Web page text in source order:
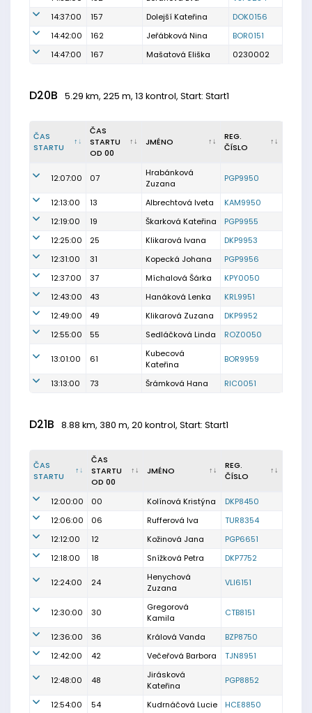
14:37:00
157 Dolejší Kateřina
DOK0156
14:42:00
162 Jeřábková Nina
BOR0151
14:47:00
167 Mašatová Eliška 0230002
D20B 5.29 km, 225 m, 13 kontrol, Start: Start1
ČAS
STARTU
ČAS
STARTU
OD 00
JMÉNO
REG.
ČÍSLO
12:07:00 07
Hrabánková
Zuzana
PGP9950
12:13:00 13 Albrechtová Iveta
KAM9950
12:19:00
19 Škarková Kateřina
PGP9955
12:25:00
25 Klikarová Ivana
DKP9953
12:31:00
31 Kopecká Johana
PGP9956
12:37:00
37 Míchalová Šárka
KPY0050
12:43:00
43 Hanáková Lenka
KRL9951
12:49:00
49 Klikarová Zuzana
DKP9952
12:55:00
55 Sedláčková Linda ROZ0050
13:01:00 61
Kubecová
Kateřina
BOR9959
13:13:00 73 Šrámková Hana RIC0051
D21B 8.88 km, 380 m, 20 kontrol, Start: Start1
ČAS
STARTU
ČAS
STARTU
OD 00
JMÉNO
REG.
ČÍSLO
12:00:00 00 Kolínová Kristýna
DKP8450
12:06:00
06 Rufferová Iva
TUR8354
12:12:00
12 Kožinová Jana
PGP6651
12:18:00
18 Snížková Petra DKP7752
12:24:00 24
Henychová
Zuzana
VLI6151
12:30:00 30
Gregorová
Kamila
CTB8151
12:36:00 36 Králová Vanda
BZP8750
12:42:00
42 Večeřová Barbora TJN8951
12:48:00 48
Jirásková
Kateřina
PGP8852
12:54:00 54 Kudrnáčová Lucie
HCE8850